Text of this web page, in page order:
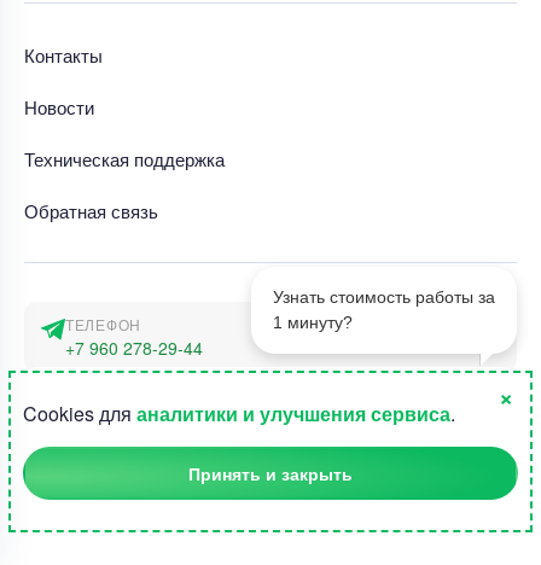
1
Узнать стоимость работы за
1 минуту?
Контакты
Новости
Техническая поддержка
Обратная связь
ТЕЛЕФОН
+7 960 278-29-44
г. Москва, наб. Тараса Шевченко 23а
©2015-2026, Студландия -
Cookies для аналитики и улучшения сервиса.
×
Принять и закрыть